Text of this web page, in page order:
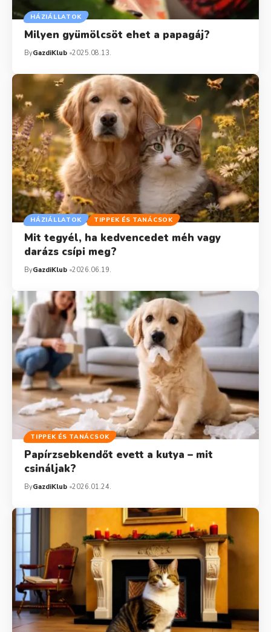
HÁZIÁLLATOK
Milyen gyümölcsöt ehet a papagáj?
ByGazdiKlub 2025.08.13.
HÁZIÁLLATOK TIPPEK ÉS TANÁCSOK
Mit tegyél, ha kedvencedet méh vagy
darázs csípi meg?
ByGazdiKlub 2026.06.19.
TIPPEK ÉS TANÁCSOK
Papírzsebkendőt evett a kutya – mit
csináljak?
ByGazdiKlub 2026.01.24.